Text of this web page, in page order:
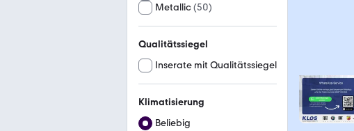
Metallic(50)
Qualitätssiegel
Inserate mit Qualitätssiegel
Klimatisierung
Beliebig